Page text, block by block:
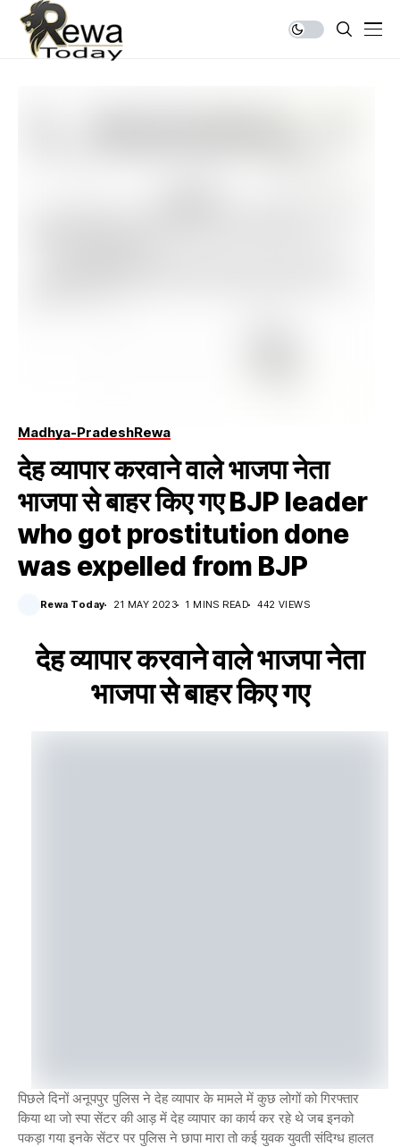
Madhya-PradeshRewa
देह व्यापार करवाने वाले भाजपा नेता
भाजपा से बाहर किए गए BJP leader
who got prostitution done
was expelled from BJP
Rewa Today 21 MAY 2023 1 MINS READ 442 VIEWS
देह व्यापार करवाने वाले भाजपा नेता
भाजपा से बाहर किए गए
पिछले दिनों अनूपपुर पुलिस ने देह व्यापार के मामले में कुछ लोगों को गिरफ्तार
किया था जो स्पा सेंटर की आड़ में देह व्यापार का कार्य कर रहे थे जब इनको
पकड़ा गया इनके सेंटर पर पुलिस ने छापा मारा तो कई युवक युवती संदिग्ध हालत